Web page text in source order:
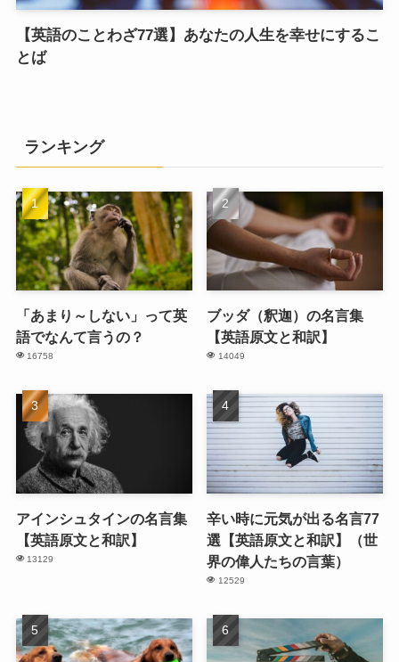
【英語のことわざ77選】あなたの人生を幸せにするこ
とば
ランキング
「あまり～しない」って英
語でなんて言うの？
16758
ブッダ（釈迦）の名言集
【英語原文と和訳】
14049
アインシュタインの名言集
【英語原文と和訳】
13129
辛い時に元気が出る名言77
選【英語原文と和訳】（世
界の偉人たちの言葉）
12529